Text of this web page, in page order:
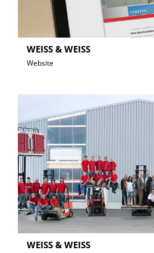
WEISS & WEISS
Website
WEISS & WEISS